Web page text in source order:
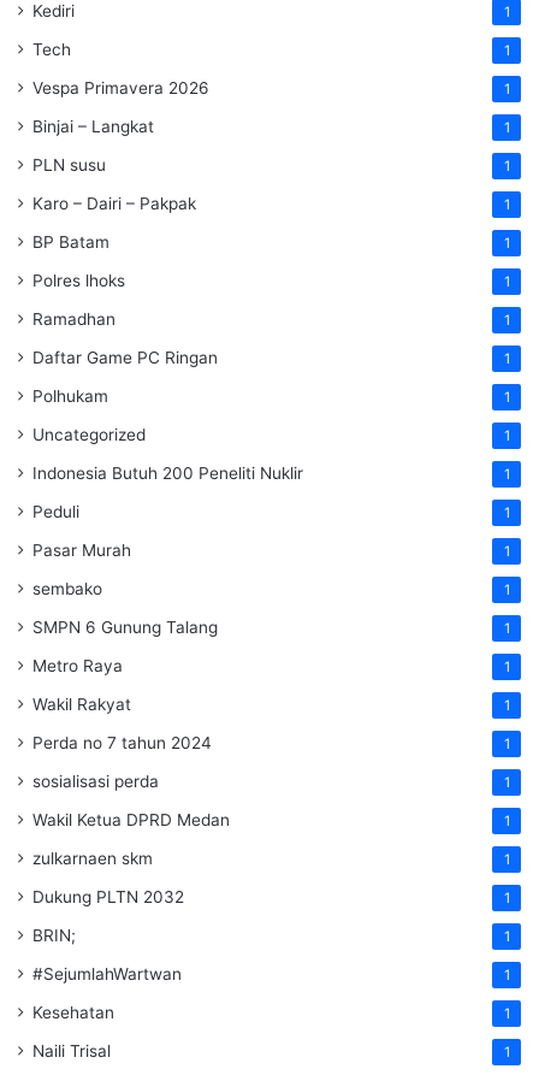
Kediri 1
Tech 1
Vespa Primavera 2026 1
Binjai – Langkat 1
PLN susu 1
Karo – Dairi – Pakpak 1
BP Batam 1
Polres lhoks 1
Ramadhan 1
Daftar Game PC Ringan 1
Polhukam 1
Uncategorized 1
Indonesia Butuh 200 Peneliti Nuklir 1
Peduli 1
Pasar Murah 1
sembako 1
SMPN 6 Gunung Talang 1
Metro Raya 1
Wakil Rakyat 1
Perda no 7 tahun 2024 1
sosialisasi perda 1
Wakil Ketua DPRD Medan 1
zulkarnaen skm 1
Dukung PLTN 2032 1
BRIN; 1
#SejumlahWartwan 1
Kesehatan 1
Naili Trisal 1